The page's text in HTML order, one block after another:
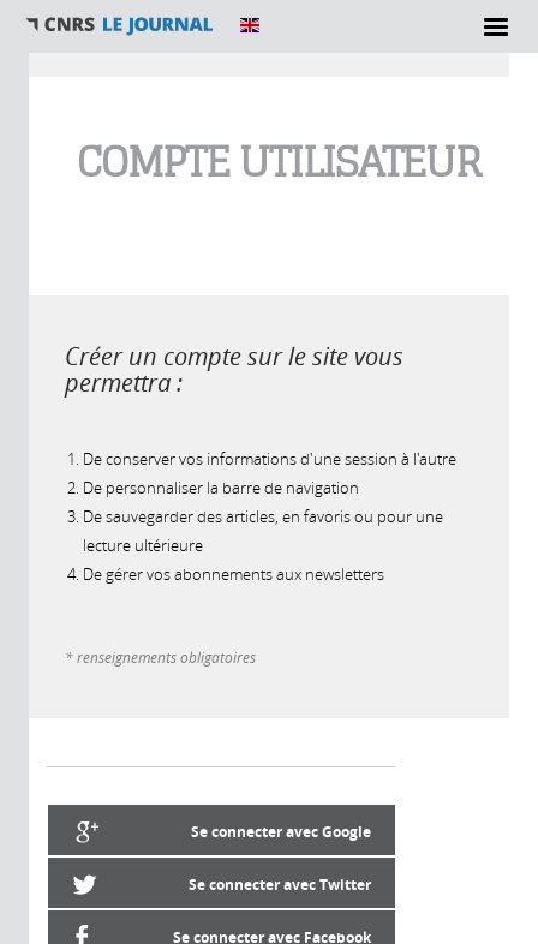
COMPTE UTILISATEUR
Créer un compte sur le site vous
permettra :
De conserver vos informations d'une session à l'autre
De personnaliser la barre de navigation
De sauvegarder des articles, en favoris ou pour une
lecture ultérieure
De gérer vos abonnements aux newsletters
* renseignements obligatoires
Se connecter avec Google
Se connecter avec Twitter
Se connecter avec Facebook